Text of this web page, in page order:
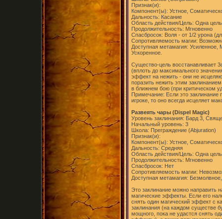
Признак(и):
Компонент(ы): Устное,
Дальность: Касание
Область действия/Цель: Одна цель
Продолжительность: Мгновенно
Спасбросок: Воля - от 1/2 урона
Сопротивляемость магии:
Доступная метамагия:
Ускоренное.
Существо-цель восстанавливает
(вплоть до максимального
эффект на нежить - они не
поразить нежить этим
в ближнем бою (при критическом
Примечание: Если это
игроке, то оно всегда исцеляет
Развеять чары (Dispel Magic)
Уровень заклинания: Бард 3,
Начальный уровень: 3
Школа: Преграждение (Abjuration)
Признак(и):
Компонент(ы): Устное,
Дальность: Средняя
Область действия/Цель: Одна
Продолжительность: Мгновенно
Спасбросок: Нет
Сопротивляемость магии:
Доступная метамагия:
Это заклинание можно направить
магические эффекты. Если его
снять один магический эффект с
заклинания (на каждом существе
мощного, пока не удастся снять